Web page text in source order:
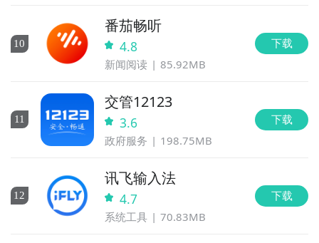
10
番茄畅听
4.8
新闻阅读 85.92MB
下载
11
交管12123
3.6
政府服务 198.75MB
下载
12
讯飞输入法
4.7
系统工具 70.83MB
下载